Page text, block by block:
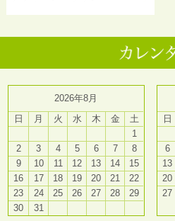
2026年8月
日
月 火 水 木 金
土
1
2
3 4 5 6 7
8
9
10 11 12 13 14
15
16
17 18 19 20 21
22
23
24 25 26 27 28
29
30
31
日
6
13
20
27